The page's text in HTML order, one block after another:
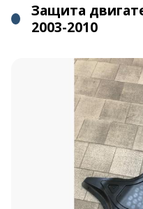
Защита
2003-2010